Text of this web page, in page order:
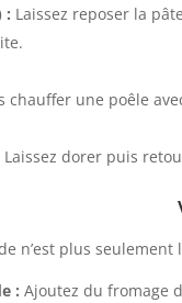
: Laissez reposer la pâte
chauffer une poêle
Laissez dorer puis
n’est plus
: Ajoutez du fromage